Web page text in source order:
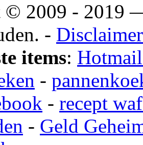
© 2009 - 2019
- Disclaimer
items:
-
- recept
- Geld